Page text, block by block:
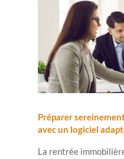
Préparer
avec un logiciel
La rentrée